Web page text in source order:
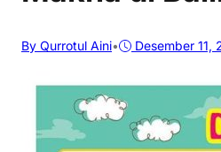
By Qurrotul Aini• Desember 11,